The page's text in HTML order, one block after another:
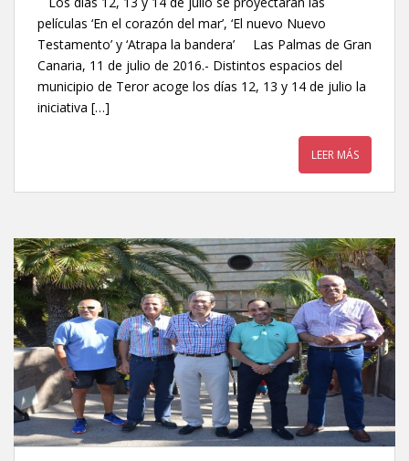
películas ‘En el corazón del mar’, ‘El nuevo Nuevo
Testamento’ y ‘Atrapa la bandera’ Las Palmas de Gran
Canaria, 11 de julio de 2016.- Distintos espacios del
municipio de Teror acoge los días 12, 13 y 14 de julio la
iniciativa […]
LEER MÁS